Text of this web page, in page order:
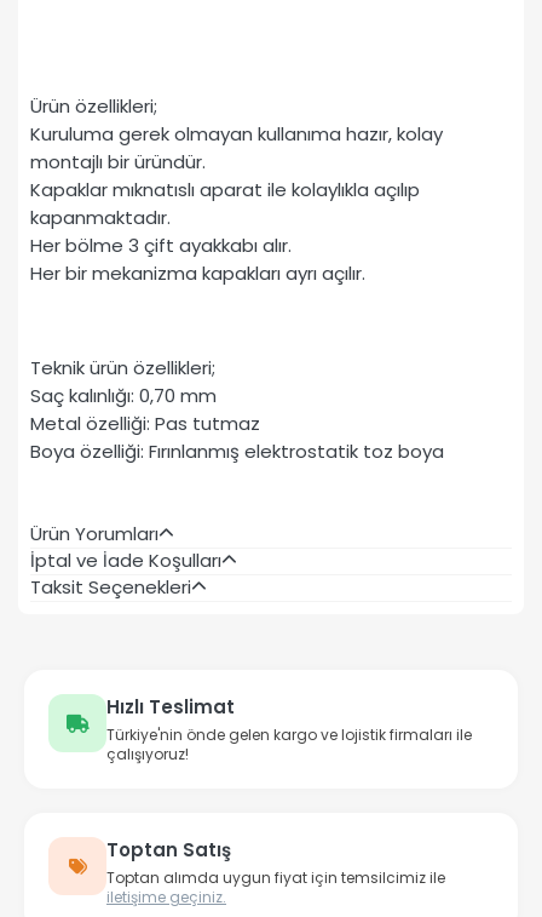
Ürün özellikleri;
Kuruluma gerek olmayan kullanıma hazır, kolay
montajlı bir üründür.
Kapaklar mıknatıslı aparat ile kolaylıkla açılıp
kapanmaktadır.
Her bölme 3 çift ayakkabı alır.
Her bir mekanizma kapakları ayrı açılır.
Teknik ürün özellikleri;
Saç kalınlığı: 0,70 mm
Metal özelliği: Pas tutmaz
Boya özelliği: Fırınlanmış elektrostatik toz boya
Ürün Yorumları
İptal ve İade Koşulları
Taksit Seçenekleri
Hızlı Teslimat
Türkiye'nin önde gelen kargo ve lojistik firmaları ile
çalışıyoruz!
Toptan Satış
Toptan alımda uygun fiyat için temsilcimiz ile
iletişime geçiniz.